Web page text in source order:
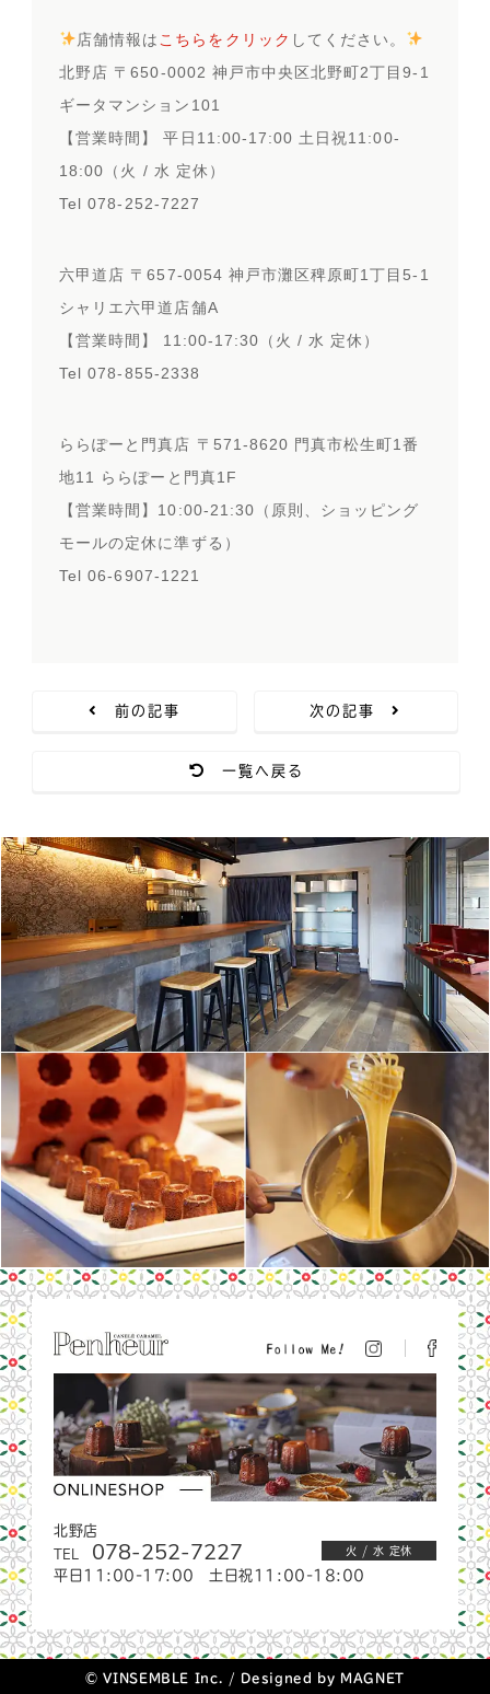
店舗情報は こちらをクリック してください。
北野店 〒650-0002 神戸市中央区北野町2丁目9-1
ギータマンション101
【営業時間】 平日11:00-17:00 土日祝11:00-
18:00（火 / 水 定休）
Tel 078-252-7227
六甲道店 〒657-0054 神戸市灘区稗原町1丁目5-1
シャリエ六甲道店舗A
【営業時間】 11:00-17:30（火 / 水 定休）
Tel 078-855-2338
ららぽーと門真店 〒571-8620 門真市松生町1番
地11 ららぽーと門真1F
【営業時間】10:00-21:30（原則、ショッピング
モールの定休に準ずる）
Tel 06-6907-1221
前の記事
一覧へ戻る
次の記事
北野店
TEL 078-252-7227
平日11:00-17:00 土日祝11:00-18:00
火 / 水 定休
© VINSEMBLE Inc. / Designed by MAGNET